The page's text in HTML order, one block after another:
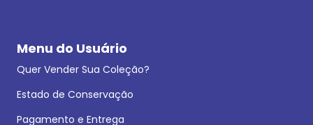
Menu do Usuário
Quer Vender Sua Coleção?
Estado de Conservação
Pagamento e Entrega